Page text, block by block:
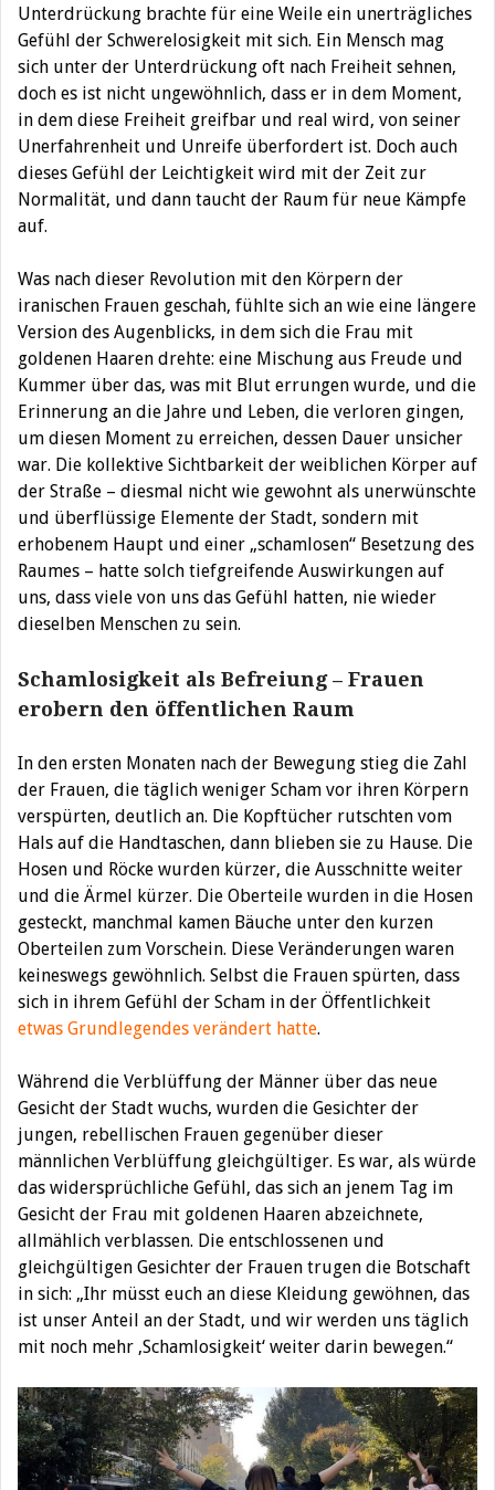
Unterdrückung brachte für eine Weile ein unerträgliches
Gefühl der Schwerelosigkeit mit sich. Ein Mensch mag
sich unter der Unterdrückung oft nach Freiheit sehnen,
doch es ist nicht ungewöhnlich, dass er in dem Moment,
in dem diese Freiheit greifbar und real wird, von seiner
Unerfahrenheit und Unreife überfordert ist. Doch auch
dieses Gefühl der Leichtigkeit wird mit der Zeit zur
Normalität, und dann taucht der Raum für neue Kämpfe
auf.
Was nach dieser Revolution mit den Körpern der
iranischen Frauen geschah, fühlte sich an wie eine längere
Version des Augenblicks, in dem sich die Frau mit
goldenen Haaren drehte: eine Mischung aus Freude und
Kummer über das, was mit Blut errungen wurde, und die
Erinnerung an die Jahre und Leben, die verloren gingen,
um diesen Moment zu erreichen, dessen Dauer unsicher
war. Die kollektive Sichtbarkeit der weiblichen Körper auf
der Straße – diesmal nicht wie gewohnt als unerwünschte
und überflüssige Elemente der Stadt, sondern mit
erhobenem Haupt und einer „schamlosen“ Besetzung des
Raumes – hatte solch tiefgreifende Auswirkungen auf
uns, dass viele von uns das Gefühl hatten, nie wieder
dieselben Menschen zu sein.
Schamlosigkeit als Befreiung – Frauen
erobern den öffentlichen Raum
In den ersten Monaten nach der Bewegung stieg die Zahl
der Frauen, die täglich weniger Scham vor ihren Körpern
verspürten, deutlich an. Die Kopftücher rutschten vom
Hals auf die Handtaschen, dann blieben sie zu Hause. Die
Hosen und Röcke wurden kürzer, die Ausschnitte weiter
und die Ärmel kürzer. Die Oberteile wurden in die Hosen
gesteckt, manchmal kamen Bäuche unter den kurzen
Oberteilen zum Vorschein. Diese Veränderungen waren
keineswegs gewöhnlich. Selbst die Frauen spürten, dass
sich in ihrem Gefühl der Scham in der Öffentlichkeit
etwas Grundlegendes verändert hatte.
Während die Verblüffung der Männer über das neue
Gesicht der Stadt wuchs, wurden die Gesichter der
jungen, rebellischen Frauen gegenüber dieser
männlichen Verblüffung gleichgültiger. Es war, als würde
das widersprüchliche Gefühl, das sich an jenem Tag im
Gesicht der Frau mit goldenen Haaren abzeichnete,
allmählich verblassen. Die entschlossenen und
gleichgültigen Gesichter der Frauen trugen die Botschaft
in sich: „Ihr müsst euch an diese Kleidung gewöhnen, das
ist unser Anteil an der Stadt, und wir werden uns täglich
mit noch mehr ‚Schamlosigkeit‘ weiter darin bewegen.“